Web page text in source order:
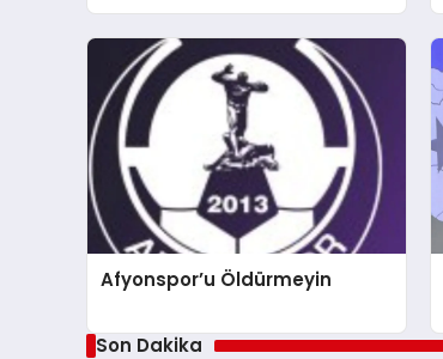
Afyonspor’u Öldürmeyin
Son Dakika